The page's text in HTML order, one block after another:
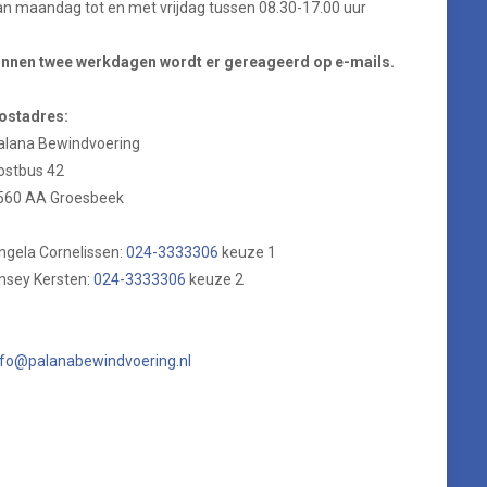
maandag tot en met vrijdag tussen 08.30-17.00 uur
twee werkdagen wordt er gereageerd op e-mails.
Bewindvoering
42
AA Groesbeek
Cornelissen:024-3333306 keuze 1
Kersten:024-3333306 keuze 2